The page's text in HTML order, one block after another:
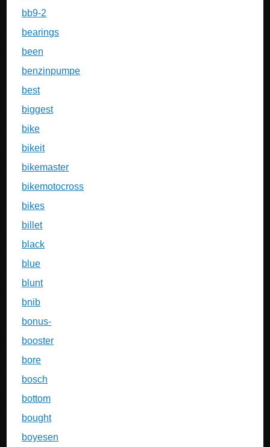
bb9-2
bearings
been
benzinpumpe
best
biggest
bike
bikeit
bikemaster
bikemotocross
bikes
billet
black
blue
blunt
bnib
bonus-
booster
bore
bosch
bottom
bought
boyesen